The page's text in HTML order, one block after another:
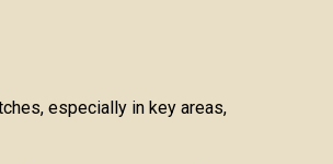
especially in key areas,